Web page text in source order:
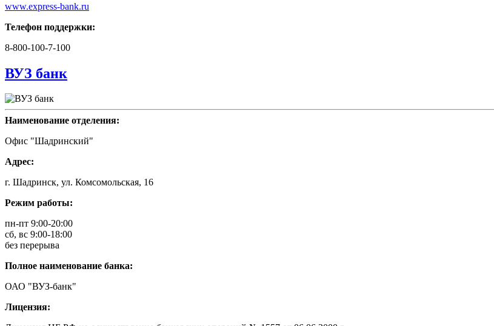
www.express-bank.ru
Телефон поддержки:
8-800-100-7-100
ВУЗ банк
Наименование отделения:
Офис "Шадринский"
Адрес:
г. Шадринск, ул. Комсомольская, 16
Режим работы:
пн-пт 9:00-20:00
сб, вс 9:00-18:00
без перерыва
Полное наименование банка:
ОАО "ВУЗ-банк"
Лицензия: